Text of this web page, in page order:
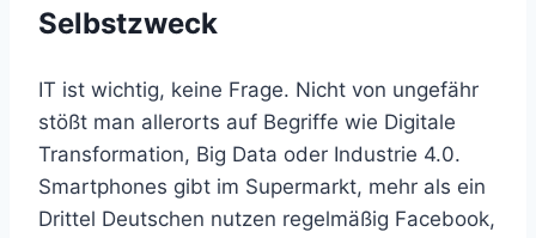
Selbstzweck
IT ist wichtig, keine Frage. Nicht von ungefähr
stößt man allerorts auf Begriffe wie Digitale
Transformation, Big Data oder Industrie 4.0.
Smartphones gibt im Supermarkt, mehr als ein
Drittel Deutschen nutzen regelmäßig Facebook,